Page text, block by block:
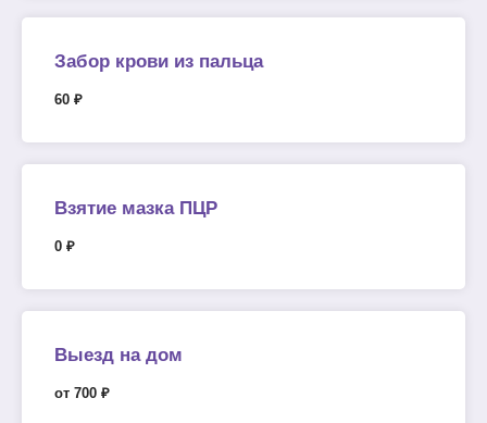
Забор крови из пальца
60 ₽
Взятие мазка ПЦР
0 ₽
Выезд на дом
от 700 ₽